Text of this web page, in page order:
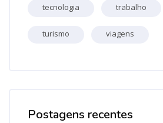
tecnologia trabalho
turismo viagens
Postagens recentes